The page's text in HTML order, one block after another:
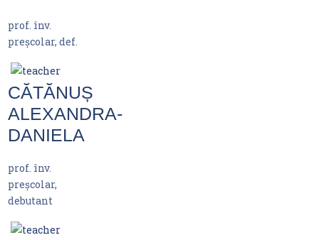
prof. înv.
preșcolar, def.
CĂTĂNUȘ
ALEXANDRA-
DANIELA
prof. înv.
preșcolar,
debutant